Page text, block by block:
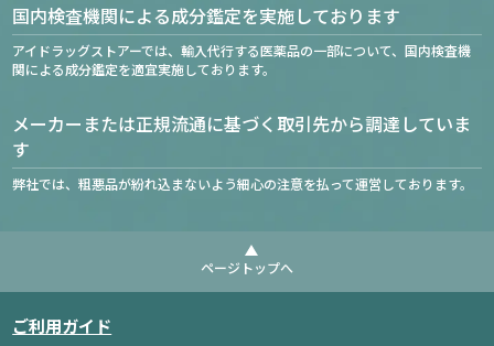
国内検査機関による成分鑑定を実施しております
アイドラッグストアーでは、輸入代行する医薬品の一部について、国内検査機
関による成分鑑定を適宜実施しております。
メーカーまたは正規流通に基づく取引先から調達していま
す
弊社では、粗悪品が紛れ込まないよう細心の注意を払って運営しております。
ページトップへ
ご利用ガイド